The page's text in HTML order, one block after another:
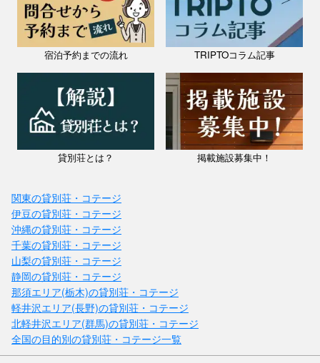
宿泊予約までの流れ TRIPTOコラム記事
貸別荘とは？ 掲載施設募集中！
関東の貸別荘・コテージ
伊豆の貸別荘・コテージ
沖縄の貸別荘・コテージ
千葉の貸別荘・コテージ
山梨の貸別荘・コテージ
静岡の貸別荘・コテージ
那須エリア(栃木)の貸別荘・コテージ
軽井沢エリア(長野)の貸別荘・コテージ
北軽井沢エリア(群馬)の貸別荘・コテージ
全国の目的別の貸別荘・コテージ一覧